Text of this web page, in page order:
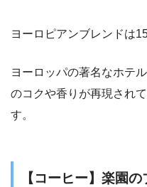
ヨーロピアンブレンドは
ヨーロッパの著名なホテ
のコクや香りが再現され
す。
【コーヒー】楽園